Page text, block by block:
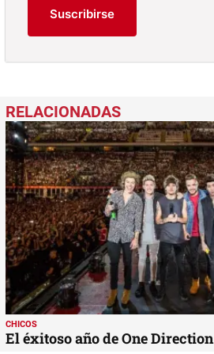
Suscribirse
CHICOS
El éxitoso año de One Direction